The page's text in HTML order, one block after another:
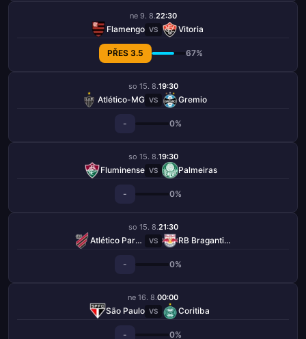
ne 9. 8.22:30
Flamengo VS Vitoria
PŘES 3.5 67%
so 15. 8.19:30
Atlético-MG VS Gremio
- 0%
so 15. 8.19:30
Fluminense VS Palmeiras
- 0%
so 15. 8.21:30
Atlético Paranaense VS RB Bragantino
- 0%
ne 16. 8.00:00
São Paulo VS Coritiba
- 0%